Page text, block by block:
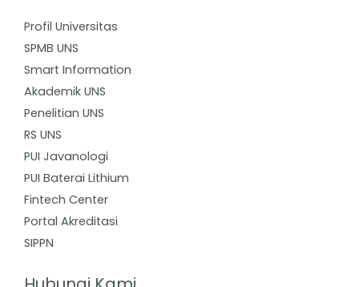
Profil Universitas
SPMB UNS
Smart Information
Akademik UNS
Penelitian UNS
RS UNS
PUI Javanologi
PUI Baterai Lithium
Fintech Center
Portal Akreditasi
SIPPN